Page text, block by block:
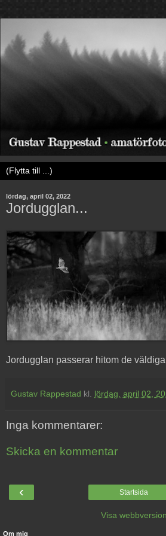
lördag, april 02, 2022
Jordugglan...
Jordugglan passerar hitom de
Gustav Rappestad kl. lördag, april 02,
Inga kommentarer:
Skicka en kommentar
‹ Startsida
Visa webbversion
Om mig